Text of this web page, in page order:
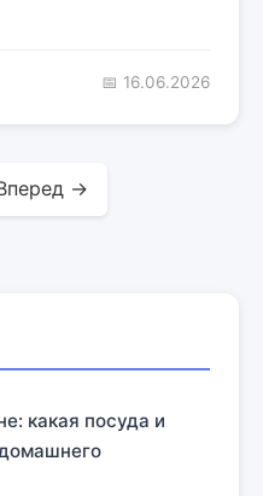
📅 16.06.2026
→
какая посуда и